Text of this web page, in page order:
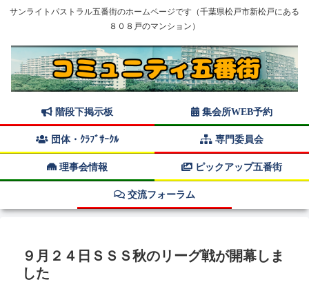
サンライトパストラル五番街のホームページです（千葉県松戸市新松戸にある
８０８戸のマンション）
階段下掲示板 集会所WEB予約
団体・ｸﾗﾌﾞｻｰｸﾙ 専門委員会
理事会情報 ピックアップ五番街
交流フォーラム
９月２４日ＳＳＳ秋のリーグ戦が開幕しま
した